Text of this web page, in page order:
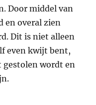
Door middel van
en overal zien
Dit is niet alleen
even kwijt bent,
wordt en